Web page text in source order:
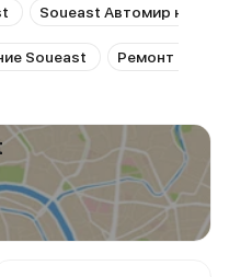
Soueast Автомир на
Soueast Ремонт